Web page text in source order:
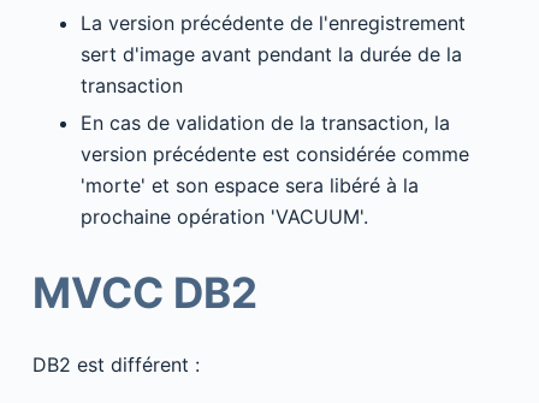
La version précédente de l'enregistrement
sert d'image avant pendant la durée de la
transaction
En cas de validation de la transaction, la
version précédente est considérée comme
'morte' et son espace sera libéré à la
prochaine opération 'VACUUM'.
MVCC DB2
DB2 est différent :